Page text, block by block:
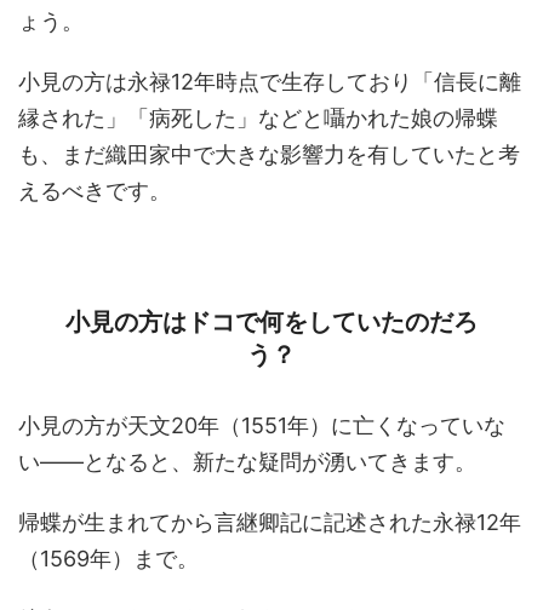
ょう。
小見の方は永禄12年時点で生存しており「信長に離
縁された」「病死した」などと囁かれた娘の帰蝶
も、まだ織田家中で大きな影響力を有していたと考
えるべきです。
小見の方はドコで何をしていたのだろ
う？
小見の方が天文20年（1551年）に亡くなっていな
い――となると、新たな疑問が湧いてきます。
帰蝶が生まれてから言継卿記に記述された永禄12年
（1569年）まで。